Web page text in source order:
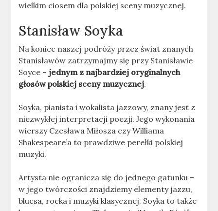
wielkim ciosem dla polskiej sceny muzycznej.
Stanisław Soyka
Na koniec naszej podróży przez świat znanych
Stanisławów zatrzymajmy się przy Stanisławie
Soyce – jednym z najbardziej oryginalnych
głosów polskiej sceny muzycznej.
Soyka, pianista i wokalista jazzowy, znany jest z
niezwykłej interpretacji poezji. Jego wykonania
wierszy Czesława Miłosza czy Williama
Shakespeare’a to prawdziwe perełki polskiej
muzyki.
Artysta nie ogranicza się do jednego gatunku –
w jego twórczości znajdziemy elementy jazzu,
bluesa, rocka i muzyki klasycznej. Soyka to także